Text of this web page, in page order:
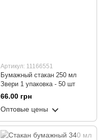
Артикул: 11166551
Бумажный стакан 250 мл
Звери 1 упаковка - 50 шт
66.00 грн
Оптовые цены